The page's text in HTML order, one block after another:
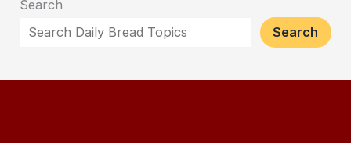
Search
Search